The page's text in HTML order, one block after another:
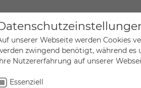
Sonderanfertigungen
unserer Webseite werden Cookies
zwingend benötigt, während es
Nutzererfahrung auf unserer
Essenziell